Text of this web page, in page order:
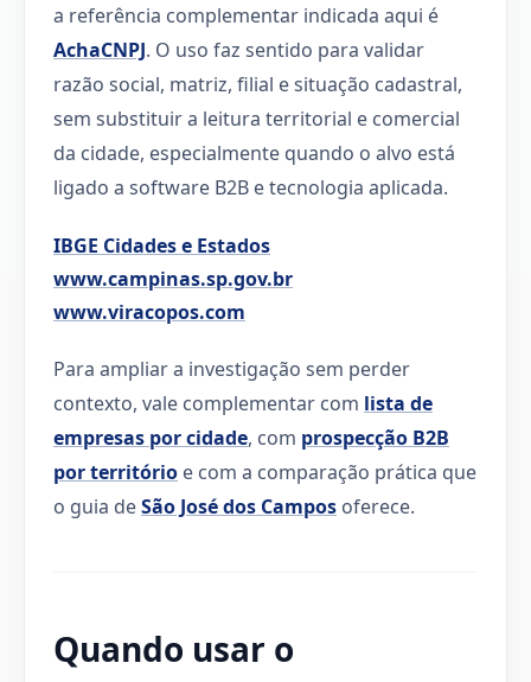
a referência complementar indicada aqui é
AchaCNPJ. O uso faz sentido para validar
razão social, matriz, filial e situação cadastral,
sem substituir a leitura territorial e comercial
da cidade, especialmente quando o alvo está
ligado a software B2B e tecnologia aplicada.
IBGE Cidades e Estados
www.campinas.sp.gov.br
www.viracopos.com
Para ampliar a investigação sem perder
contexto, vale complementar com lista de
empresas por cidade, com prospecção B2B
por território e com a comparação prática que
o guia deSão José dos Campos oferece.
Quando usar o